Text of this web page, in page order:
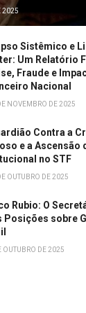
2025
Sistêmico e
Um Relatório
Fraude e
Nacional
NOVEMBRO DE 2025
Contra a
e a
no STF
OUTUBRO DE 2025
Rubio: O
Posições sobre
OUTUBRO DE 2025